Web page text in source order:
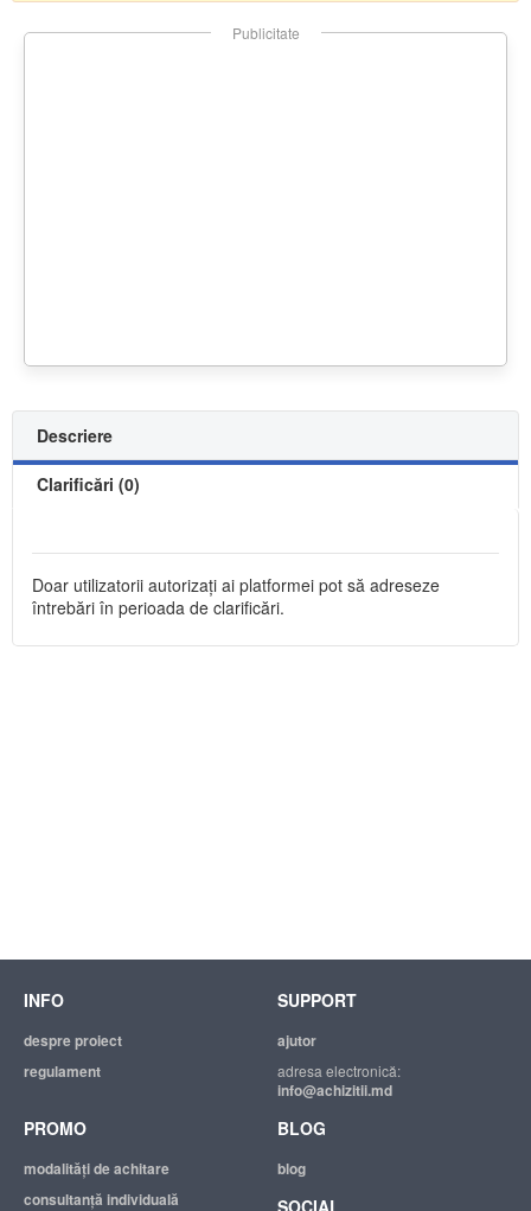
Publicitate
Descriere
Clarificări (0)
Doar utilizatorii autorizați ai platformei pot să adreseze
întrebări în perioada de clarificări.
INFO
despre proiect
regulament
SUPPORT
ajutor
adresa electronică:
info@achizitii.md
PROMO
modalităţi de achitare
consultanță individuală
BLOG
blog
SOCIAL